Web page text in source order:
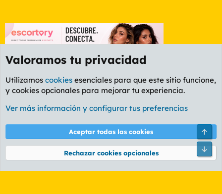
Foro General
Cookies
PL OLDSTYLE AMARILLO
Términos y reglas Política de privacidad Ayuda
Community platform by XenForo® © 2010-2026 XenForo Ltd.
Valoramos tu privacidad
Utilizamos cookies esenciales para que este sitio funcione,
y cookies opcionales para mejorar tu experiencia.
Ver más información y configurar tus preferencias
Aceptar todas las cookies
Rechazar cookies opcionales
Pie